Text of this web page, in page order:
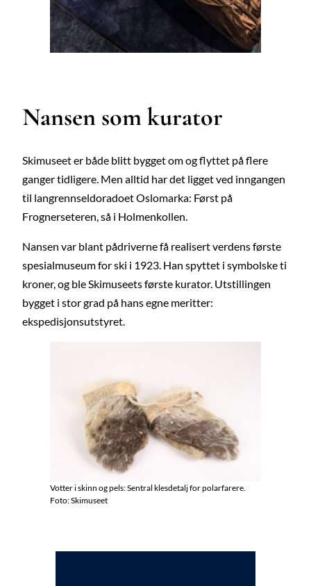
Nansen som kurator
Skimuseet er både blitt bygget om og flyttet på flere
ganger tidligere. Men alltid har det ligget ved inngangen
til langrennseldoradoet Oslomarka: Først på
Frognerseteren, så i Holmenkollen.
Nansen var blant pådriverne få realisert verdens første
spesialmuseum for ski i 1923. Han spyttet i symbolske ti
kroner, og ble Skimuseets første kurator. Utstillingen
bygget i stor grad på hans egne meritter:
ekspedisjonsutstyret.
Votter i skinn og pels: Sentral klesdetalj for polarfarere.
Foto: Skimuseet